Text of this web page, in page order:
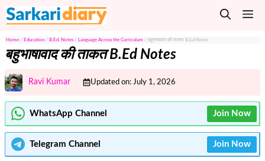
Skip
to
content
Home / Education / B.Ed. Notes / Language Across the Curriculum / बहुभाषावाद की ताकत B.Ed Notes
बहुभाषावाद की ताकत B.Ed Notes
Ravi Kumar Updated on: July 1, 2026
WhatsApp Channel Join Now
Telegram Channel Join Now